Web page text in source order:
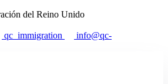
del Reino Unido
qc_immigration
info@qc-